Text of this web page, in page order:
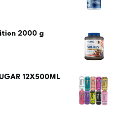
2000 g
12X500ML